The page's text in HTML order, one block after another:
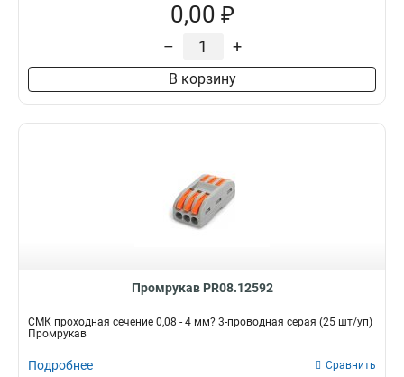
0,00 ₽
– +
В корзину
Промрукав PR08.12592
СМК проходная сечение 0,08 - 4 мм? 3-проводная серая (25 шт/уп)
Промрукав
Подробнее Сравнить